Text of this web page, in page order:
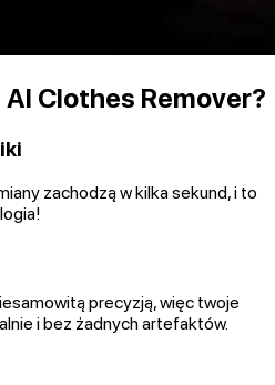
Clothes Remover?
zachodzą w kilka sekund, i to
precyzją, więc twoje
i bez żadnych artefaktów.